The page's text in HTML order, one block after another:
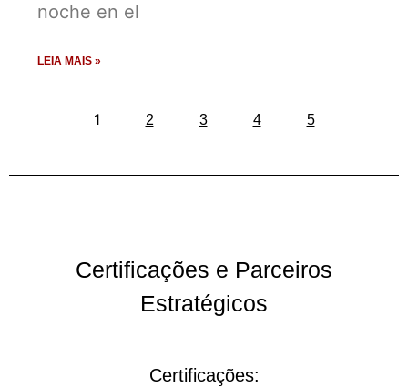
noche en el
LEIA MAIS »
1 2 3 4 5
Certificações e Parceiros
Estratégicos
Certificações: